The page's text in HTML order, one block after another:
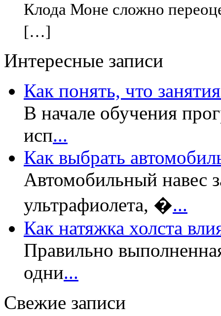
Клода Моне сложно
[…]
Интересные записи
Как понять, что
В начале обучения
исп...
Как выбрать
Автомобильный навес
ультрафиолета, �...
Как натяжка холста
Правильно
одни...
Свежие записи